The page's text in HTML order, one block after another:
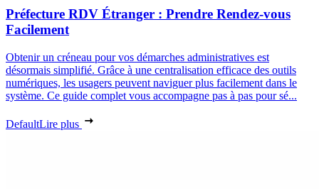
Préfecture RDV Étranger : Prendre Rendez-vous
Facilement
Obtenir un créneau pour vos démarches administratives est
désormais simplifié. Grâce à une centralisation efficace des outils
numériques, les usagers peuvent naviguer plus facilement dans le
système. Ce guide complet vous accompagne pas à pas pour sé...
DefaultLire plus